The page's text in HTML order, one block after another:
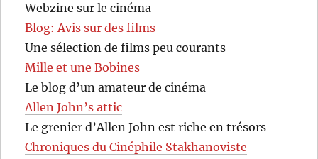
Webzine sur le cinéma
Blog: Avis sur des films
Une sélection de films peu courants
Mille et une Bobines
Le blog d’un amateur de cinéma
Allen John’s attic
Le grenier d’Allen John est riche en trésors
Chroniques du Cinéphile Stakhanoviste